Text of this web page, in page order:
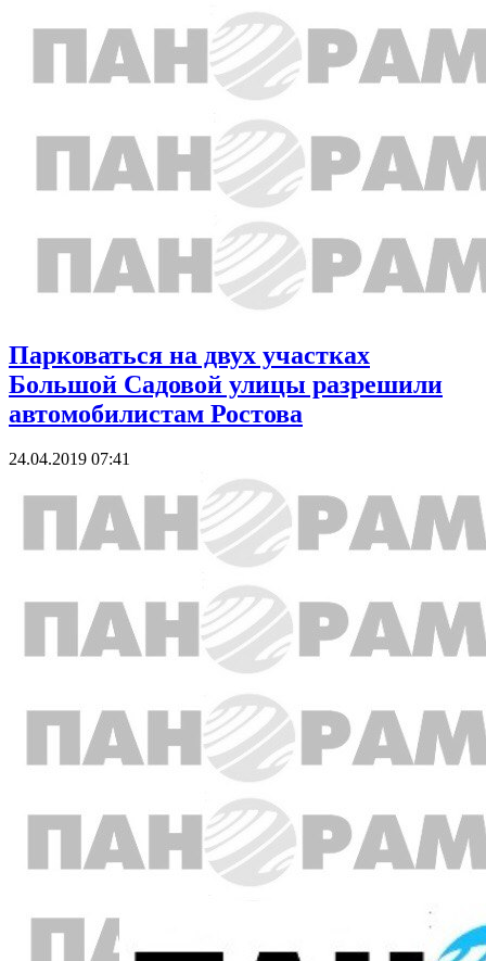
Парковаться на двух участках
Большой Садовой улицы разрешили
автомобилистам Ростова
24.04.2019 07:41